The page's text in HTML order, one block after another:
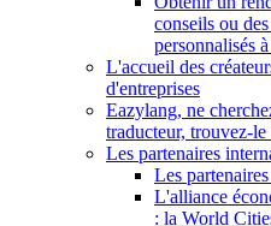
conseils ou
personnalisés
L'accueil des
d'entreprises
Eazylang, ne
traducteur, trouvez-le
Les partenaires
Les
L'alliance
: la World